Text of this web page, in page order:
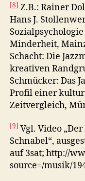
[8] Z.B.: Rainer
Hans J.
Minderheit,
Schacht: Die
kreativen
Schmücker: Das
Profil einer
Zeitvergleich,
[9] Vgl. Video
Schnabel“,
auf 3sat; http://
source=/musik/